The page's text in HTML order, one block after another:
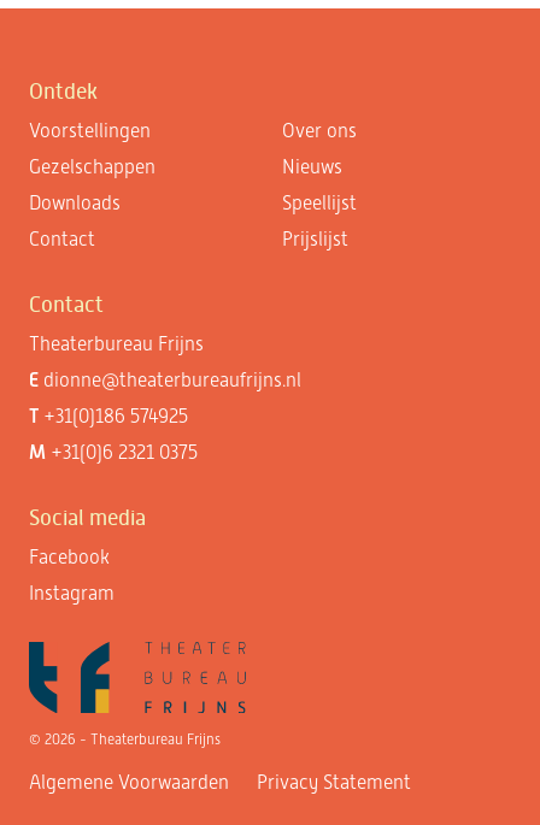
Ontdek
Voorstellingen
Over ons
Gezelschappen
Nieuws
Downloads
Speellijst
Contact
Prijslijst
Contact
Theaterbureau Frijns
E dionne@theaterbureaufrijns.nl
T +31(0)186 574925
M +31(0)6 2321 0375
Social media
Facebook
Instagram
© 2026 - Theaterbureau Frijns
Algemene Voorwaarden Privacy Statement